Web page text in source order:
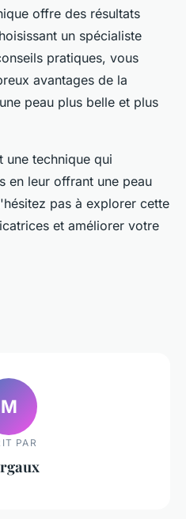
offre des résultats
un spécialiste
pratiques, vous
avantages de la
peau plus belle et plus
une technique qui
en leur offrant une peau
pas à explorer cette
et améliorer votre
M
PAR